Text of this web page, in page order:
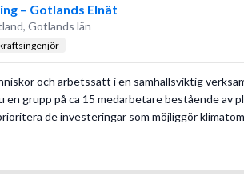
– Gotlands Elnät
Gotlands län
och arbetssätt i en samhällsviktig
en grupp på ca 15 medarbetare bestående av
de investeringar som möjliggör